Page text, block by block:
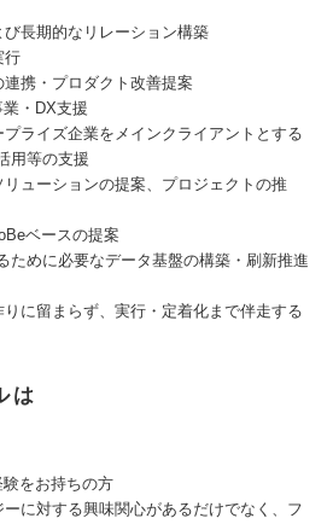
び長期的なリレーション構築
行
連携・プロダクト改善提案
・DX支援
プライズ企業をメインクライアントとする
用等の支援
リューションの提案、プロジェクトの推
ベースの提案
ために必要なデータ基盤の構築・刷新推進
に留まらず、実行・定着化まで伴走する
は
験をお持ちの方
ーに対する興味関心があるだけでなく、フ